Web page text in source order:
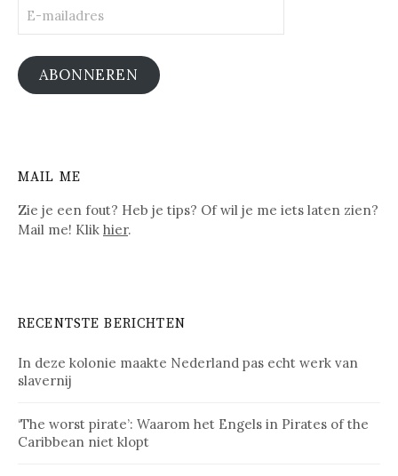
mailadres
ABONNEREN
MAIL ME
Zie je een fout? Heb je tips? Of wil je me iets laten zien?
Mail me! Klik hier.
RECENTSTE BERICHTEN
In deze kolonie maakte Nederland pas echt werk van
slavernij
‘The worst pirate’: Waarom het Engels in Pirates of the
Caribbean niet klopt